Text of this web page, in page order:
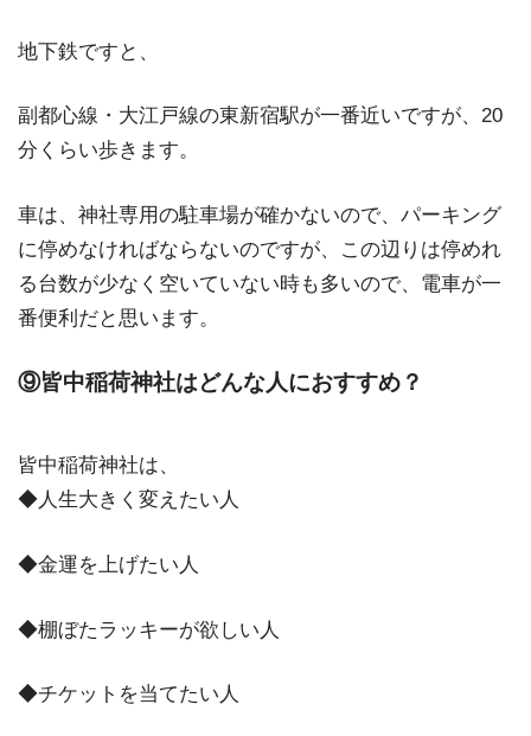
地下鉄ですと、
副都心線・大江戸線の東新宿駅が一番近いですが、20
分くらい歩きます。
車は、神社専用の駐車場が確かないので、パーキング
に停めなければならないのですが、この辺りは停めれ
る台数が少なく空いていない時も多いので、電車が一
番便利だと思います。
⑨皆中稲荷神社はどんな人におすすめ？
皆中稲荷神社は、
◆人生大きく変えたい人
◆金運を上げたい人
◆棚ぼたラッキーが欲しい人
◆チケットを当てたい人